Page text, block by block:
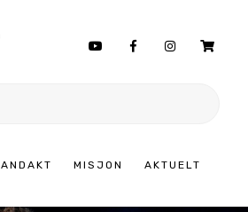
ANDAKT MISJON AKTUELT